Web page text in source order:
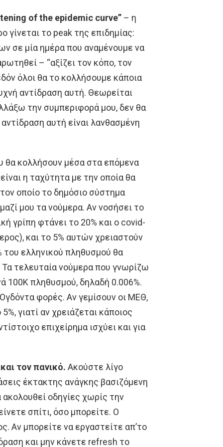
of the epidemic curve” – η
το peak της επιδημίας:
σε μία ημέρα που αναμένουμε να
– “αξίζει τον κόπο, τον
όλοι θα το κολλήσουμε κάποια
αντίδραση αυτή. Θεωρείται
την συμπεριφορά μου, δεν θα
αυτή είναι λανθασμένη
θα κολλήσουν μέσα στα επόμενα
η ταχύτητα με την οποία θα
οποίο το δημόσιο σύστημα
μου τα νούμερα. Αν νοσήσει το
γρίπη φτάνει το 20% και ο covid-
και το 5% αυτών χρειαστούν
ελληνικού πληθυσμού θα
Τα τελευταία νούμερα που γνωρίζω
100Κ πληθυσμού, δηλαδή 0.006%.
φορές. Αν γεμίσουν οι ΜΕΘ,
γιατί αν χρειάζεται κάποιος
επιχείρημα ισχύει και για
τον πανικό. Ακούστε λίγο
έκτακτης ανάγκης βασιζόμενη
οδηγίες χωρίς την
σπίτι, όσο μπορείτε. Ο
Αν μπορείτε να εργαστείτε απ’το
και μην κάνετε refresh το